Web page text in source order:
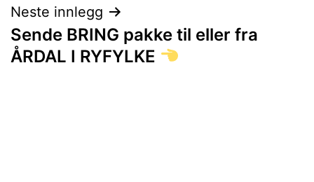
Neste innlegg
Sende BRING pakke til eller fra
ÅRDAL I RYFYLKE